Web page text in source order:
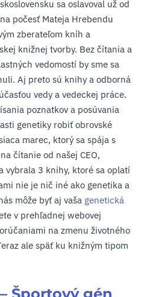
sa oslavoval už od
počesť Mateja Hrebendu
zberateľom kníh a
knižnej tvorby. Bez čítania a
vedomostí by sme sa
Aj preto sú knihy a odborná
vedy a vedeckej práce.
poznatkov a posúvania
genetiky robiť obrovské
marec, ktorý sa spája s
čítanie od našej CEO,
vybrala 3 knihy, ktoré sa oplatí
nie je nič iné ako genetika a
môže byť aj vaša genetická
v prehľadnej webovej
na zmenu životného
ale späť ku knižným tipom